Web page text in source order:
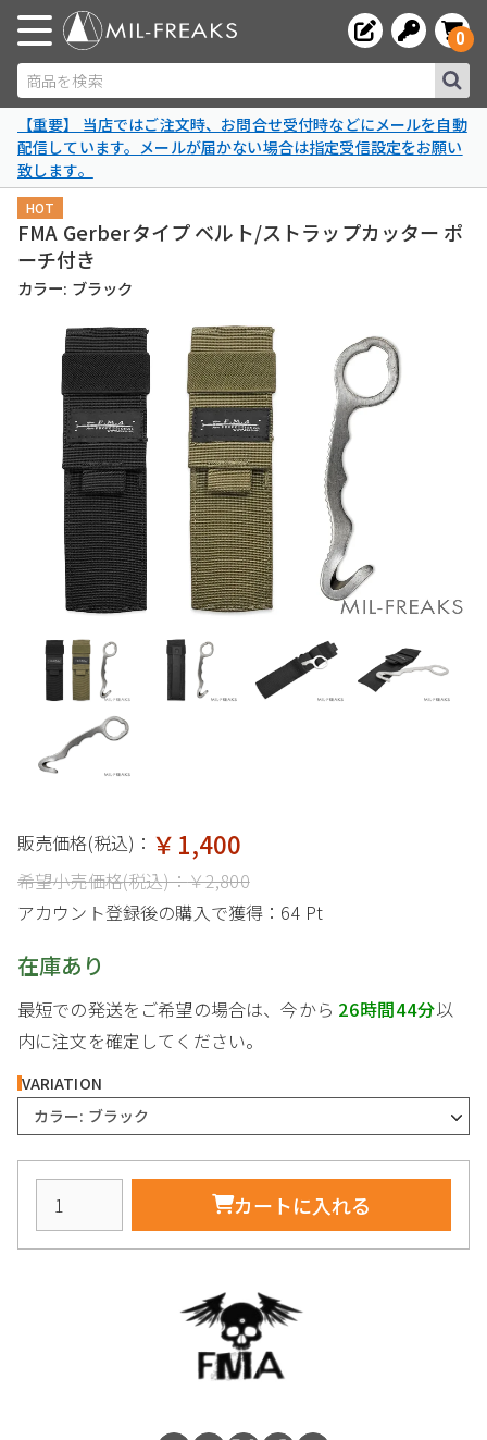
商品を検索
0
【重要】 当店ではご注文時、お問合せ受付時などにメールを自動
配信しています。メールが届かない場合は指定受信設定をお願い
致します。
HOT
FMA Gerberタイプ ベルト/ストラップカッター ポ
ーチ付き
カラー: ブラック
販売価格(税込)： ￥1,400
希望小売価格(税込)：￥2,800
アカウント登録後の購入で獲得： 64 Pt
在庫あり
最短での発送をご希望の場合は、今から 26時間44分以
内に注文を確定してください。
VARIATION
カラー: ブラック
カートに入れる